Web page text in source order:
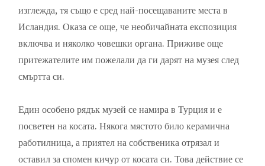
изглежда, тя също е сред най-посещаваните места в
Исландия. Оказа се още, че необичайната експозиция
включва и няколко човешки органа. Приживе още
притежателите им пожелали да ги дарят на музея след
смъртта си.
Един особено рядък музей се намира в Турция и е
посветен на косата. Някога мястото било керамична
работилница, а приятел на собственика отрязал и
оставил за спомен кичур от косата си. Това действие се